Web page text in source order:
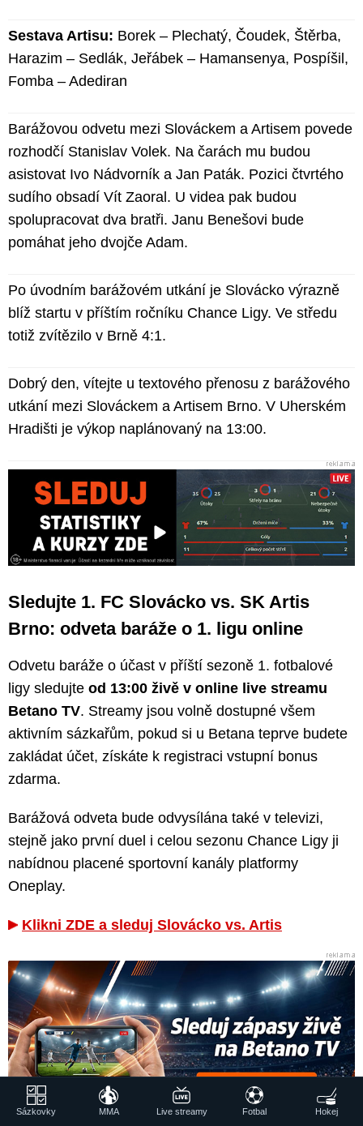
Sestava Artisu: Borek – Plechatý, Čoudek, Štěrba,
Harazim – Sedlák, Jeřábek – Hamansenya, Pospíšil,
Fomba – Adediran
Barážovou odvetu mezi Slováckem a Artisem povede
rozhodčí Stanislav Volek. Na čarách mu budou
asistovat Ivo Nádvorník a Jan Paták. Pozici čtvrtého
sudího obsadí Vít Zaoral. U videa pak budou
spolupracovat dva bratři. Janu Benešovi bude
pomáhat jeho dvojče Adam.
Po úvodním barážovém utkání je Slovácko výrazně
blíž startu v příštím ročníku Chance Ligy. Ve středu
totiž zvítězilo v Brně 4:1.
Dobrý den, vítejte u textového přenosu z barážového
utkání mezi Slováckem a Artisem Brno. V Uherském
Hradišti je výkop naplánovaný na 13:00.
Sledujte 1. FC Slovácko vs. SK Artis
Brno: odveta baráže o 1. ligu online
Odvetu baráže o účast v příští sezoně 1. fotbalové
ligy sledujte od 13:00 živě v online live streamu
Betano TV. Streamy jsou volně dostupné všem
aktivním sázkařům, pokud si u Betana teprve budete
zakládat účet, získáte k registraci vstupní bonus
zdarma.
Barážová odveta bude odvysílána také v televizi,
stejně jako první duel i celou sezonu Chance Ligy ji
nabídnou placené sportovní kanály platformy
Oneplay.
Klikni ZDE a sleduj Slovácko vs. Artis
Sázkovky MMA Live streamy Fotbal Hokej